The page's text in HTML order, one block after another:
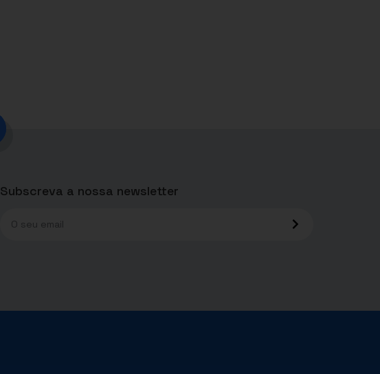
Subscreva a nossa newsletter